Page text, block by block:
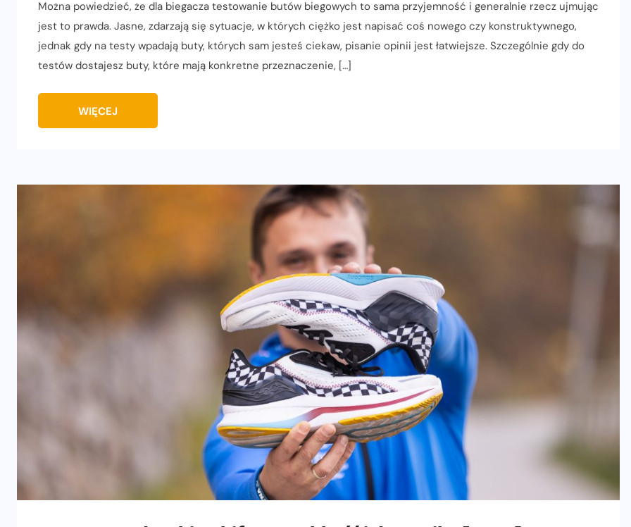
Można powiedzieć, że dla biegacza testowanie butów biegowych to sama przyjemność i generalnie rzecz ujmując
jest to prawda. Jasne, zdarzają się sytuacje, w których ciężko jest napisać coś nowego czy konstruktywnego,
jednak gdy na testy wpadają buty, których sam jesteś ciekaw, pisanie opinii jest łatwiejsze. Szczególnie gdy do
testów dostajesz buty, które mają konkretne przeznaczenie, […]
WIĘCEJ